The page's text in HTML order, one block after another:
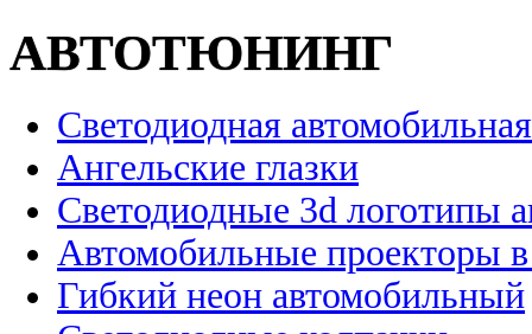
АВТОТЮНИНГ
Светодиодная
Ангельские глазки
Светодиодные 3d логотипы
Автомобильные проекторы
Гибкий неон автомобильный